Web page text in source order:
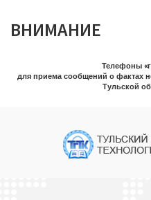
ВНИМАНИЕ
Телефоны
для приема сообщений о фактах
Тульской